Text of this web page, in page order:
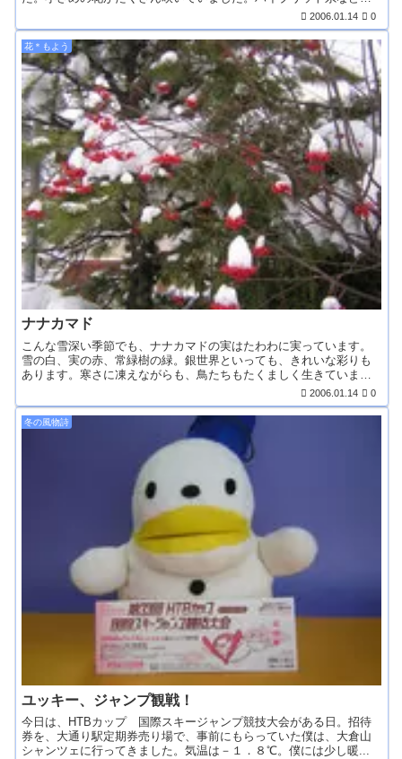
2006.01.14 0
花＊もよう
ナナカマド
こんな雪深い季節でも、ナナカマドの実はたわわに実っています。
雪の白、実の赤、常緑樹の緑。銀世界といっても、きれいな彩りも
あります。寒さに凍えながらも、鳥たちもたくましく生きていま
2006.01.14 0
冬の風物詩
ユッキー、ジャンプ観戦！
今日は、HTBカップ 国際スキージャンプ競技大会がある日。招待
券を、大通り駅定期券売り場で、事前にもらっていた僕は、大倉山
シャンツェに行ってきました。気温は－１．８℃。僕には少し暖...